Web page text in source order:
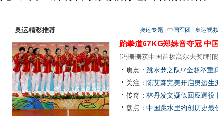
奥运精彩推荐 奥运专题 中国军团 奥运视频
跆拳道67KG郑姝音夺冠 中
[冯珊珊获中国首枚高尔夫奖牌][
焦点： 跳水梦之队!7金超举重
关注： 陈艾森完美开启奥运
传奇： 林丹发文疑似回应退役
盘点： 中国跳水里约创历史最